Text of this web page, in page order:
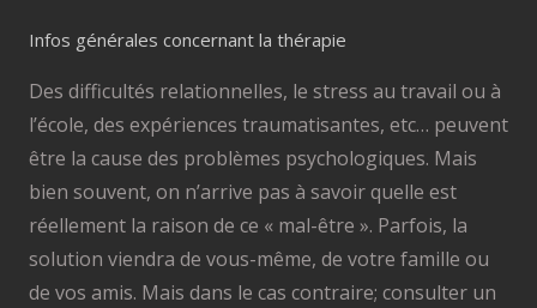
Infos générales concernant la thérapie
Des difficultés relationnelles, le stress au travail ou à
l’école, des expériences traumatisantes, etc… peuvent
être la cause des problèmes psychologiques. Mais
bien souvent, on n’arrive pas à savoir quelle est
réellement la raison de ce « mal-être ». Parfois, la
solution viendra de vous-même, de votre famille ou
de vos amis. Mais dans le cas contraire; consulter un